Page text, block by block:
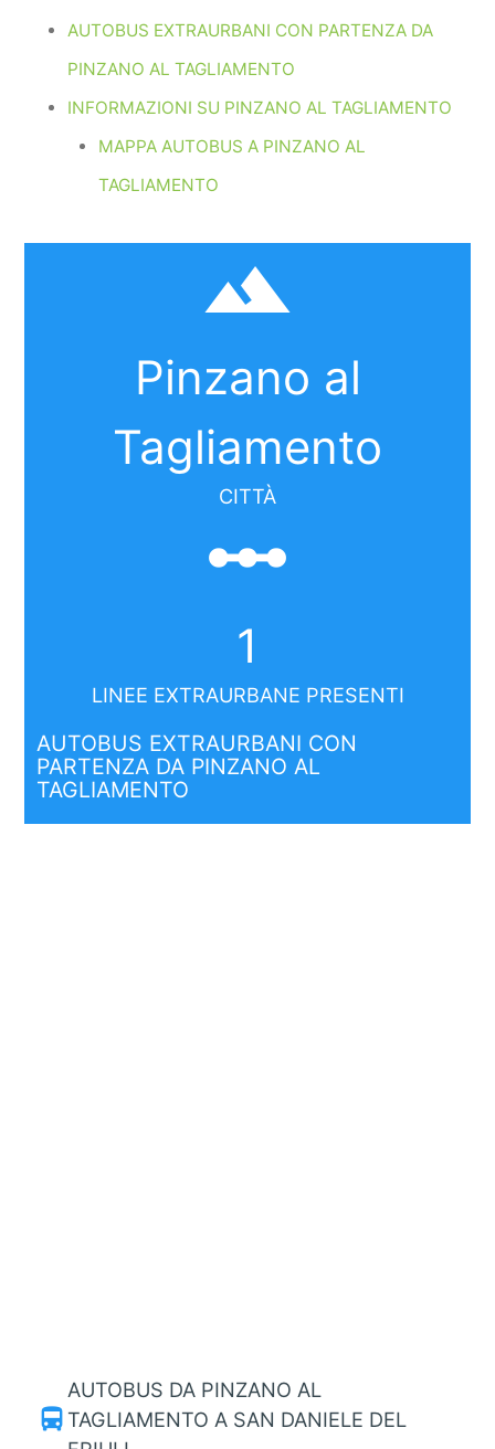
AUTOBUS EXTRAURBANI CON PARTENZA DA
PINZANO AL TAGLIAMENTO
INFORMAZIONI SU PINZANO AL TAGLIAMENTO
MAPPA AUTOBUS A PINZANO AL
TAGLIAMENTO
filter_hdr
Pinzano al
Tagliamento
CITTÀ
linear_scale
1
LINEE EXTRAURBANE PRESENTI
AUTOBUS EXTRAURBANI CON
PARTENZA DA PINZANO AL
TAGLIAMENTO
directions_bus
AUTOBUS DA PINZANO AL
TAGLIAMENTO A SAN DANIELE DEL